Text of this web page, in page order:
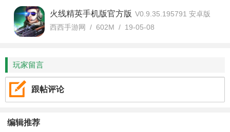
火线精英手机版官方版 V0.9.35.195791 安卓版
西西手游网 / 602M / 19-05-08
玩家留言
跟帖评论
编辑推荐